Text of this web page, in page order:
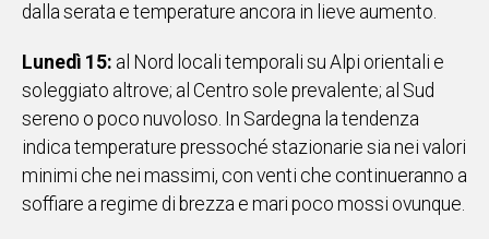
dalla serata e temperature ancora in lieve aumento.
Lunedì 15: al Nord locali temporali su Alpi orientali e
soleggiato altrove; al Centro sole prevalente; al Sud
sereno o poco nuvoloso. In Sardegna la tendenza
indica temperature pressoché stazionarie sia nei valori
minimi che nei massimi, con venti che continueranno a
soffiare a regime di brezza e mari poco mossi ovunque.